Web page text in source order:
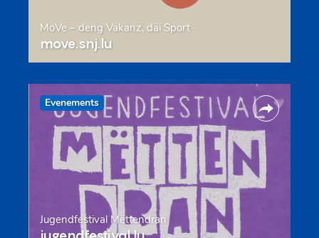
MoVe – deng Vakanz, däi Sport
move.snj.lu
Evenements
Jugendfestival Mëttendran
jugendfestival.lu